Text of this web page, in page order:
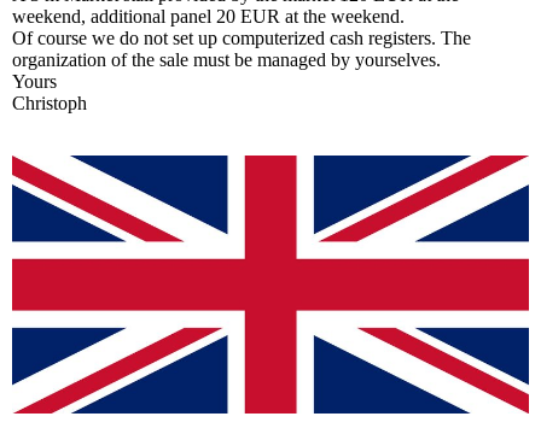
weekend, additional panel 20 EUR at the weekend.
Of course we do not set up computerized cash registers. The
organization of the sale must be managed by yourselves.
Yours
Christoph